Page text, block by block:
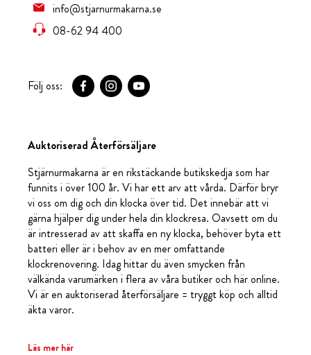
info@stjarnurmakarna.se
08-62 94 400
Följ oss:
Auktoriserad Återförsäljare
Stjärnurmakarna är en rikstäckande butikskedja som har
funnits i över 100 år. Vi har ett arv att vårda. Därför bryr
vi oss om dig och din klocka över tid. Det innebär att vi
gärna hjälper dig under hela din klockresa. Oavsett om du
är intresserad av att skaffa en ny klocka, behöver byta ett
batteri eller är i behov av en mer omfattande
klockrenovering. Idag hittar du även smycken från
välkända varumärken i flera av våra butiker och här online.
Vi är en auktoriserad återförsäljare = tryggt köp och alltid
äkta varor.
Läs mer här